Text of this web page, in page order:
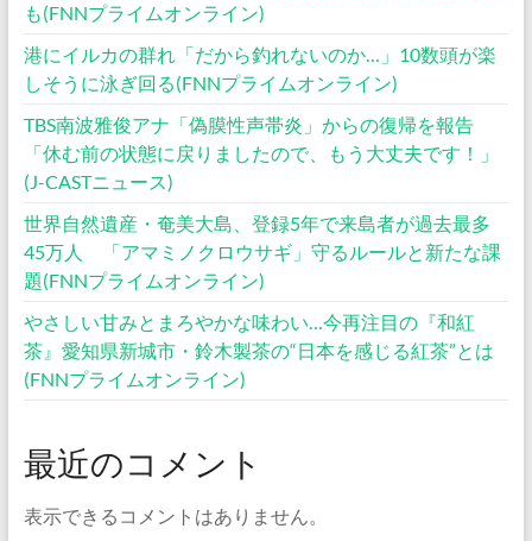
も(FNNプライムオンライン)
港にイルカの群れ「だから釣れないのか…」10数頭が楽
しそうに泳ぎ回る(FNNプライムオンライン)
TBS南波雅俊アナ「偽膜性声帯炎」からの復帰を報告
「休む前の状態に戻りましたので、もう大丈夫です！」
(J-CASTニュース)
世界自然遺産・奄美大島、登録5年で来島者が過去最多
45万人 「アマミノクロウサギ」守るルールと新たな課
題(FNNプライムオンライン)
やさしい甘みとまろやかな味わい…今再注目の『和紅
茶』愛知県新城市・鈴木製茶の“日本を感じる紅茶”とは
(FNNプライムオンライン)
最近のコメント
表示できるコメントはありません。